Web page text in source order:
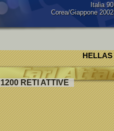
Italia 90
Corea/Giappone 2002
RETI ATTIVE